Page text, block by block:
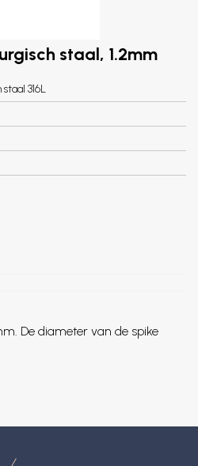
staal, 1.2mm
316L
De diameter van de spike